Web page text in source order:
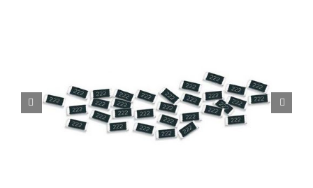
 